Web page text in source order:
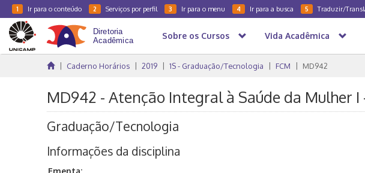
1 Ir para o conteúdo 2 Serviços por perfil 3 Ir para o menu 4 Ir para a busca 5 Traduzir/
Sobre os Cursos Vida Acadêmica
Caderno Horários 2019 1S - Graduação/Tecnologia FCM MD942
MD942 - Atenção Integral à Saúde da Mulher I
Graduação/Tecnologia
Informações da disciplina
Ementa: